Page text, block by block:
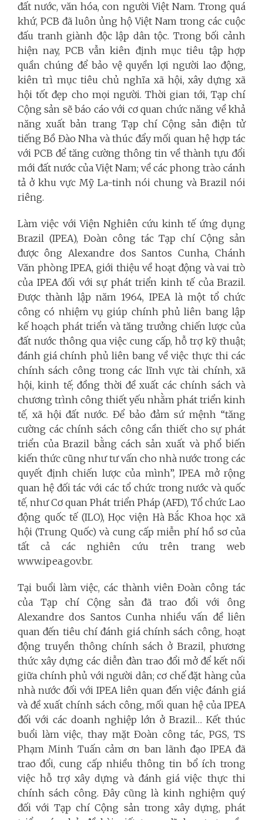
đất nước, văn hóa, con người Việt Nam. Trong quá
khứ, PCB đã luôn ủng hộ Việt Nam trong các cuộc
đấu tranh giành độc lập dân tộc. Trong bối cảnh
hiện nay, PCB vẫn kiên định mục tiêu tập hợp
quần chúng để bảo vệ quyền lợi người lao động,
kiên trì mục tiêu chủ nghĩa xã hội, xây dựng xã
hội tốt đẹp cho mọi người. Thời gian tới, Tạp chí
Cộng sản sẽ báo cáo với cơ quan chức năng về khả
năng xuất bản trang Tạp chí Cộng sản điện tử
tiếng Bồ Đào Nha và thúc đẩy mối quan hệ hợp tác
với PCB để tăng cường thông tin về thành tựu đổi
mới đất nước của Việt Nam; về các phong trào cánh
tả ở khu vực Mỹ La-tinh nói chung và Brazil nói
riêng.
Làm việc với Viện Nghiên cứu kinh tế ứng dụng
Brazil (IPEA), Đoàn công tác Tạp chí Cộng sản
được ông Alexandre dos Santos Cunha, Chánh
Văn phòng IPEA, giới thiệu về hoạt động và vai trò
của IPEA đối với sự phát triển kinh tế của Brazil.
Được thành lập năm 1964, IPEA là một tổ chức
công có nhiệm vụ giúp chính phủ liên bang lập
kế hoạch phát triển và tăng trưởng chiến lược của
đất nước thông qua việc cung cấp, hỗ trợ kỹ thuật;
đánh giá chính phủ liên bang về việc thực thi các
chính sách công trong các lĩnh vực tài chính, xã
hội, kinh tế; đồng thời đề xuất các chính sách và
chương trình công thiết yếu nhằm phát triển kinh
tế, xã hội đất nước. Để bảo đảm sứ mệnh “tăng
cường các chính sách công cần thiết cho sự phát
triển của Brazil bằng cách sản xuất và phổ biến
kiến thức cũng như tư vấn cho nhà nước trong các
quyết định chiến lược của mình”, IPEA mở rộng
quan hệ đối tác với các tổ chức trong nước và quốc
tế, như Cơ quan Phát triển Pháp (AFD), Tổ chức Lao
động quốc tế (ILO), Học viện Hà Bắc Khoa học xã
hội (Trung Quốc) và cung cấp miễn phí hồ sơ của
tất cả các nghiên cứu trên trang web
www.ipea.gov.br.
Tại buổi làm việc, các thành viên Đoàn công tác
của Tạp chí Cộng sản đã trao đổi với ông
Alexandre dos Santos Cunha nhiều vấn đề liên
quan đến tiêu chí đánh giá chính sách công, hoạt
động truyền thông chính sách ở Brazil, phương
thức xây dựng các diễn đàn trao đổi mở để kết nối
giữa chính phủ với người dân; cơ chế đặt hàng của
nhà nước đối với IPEA liên quan đến việc đánh giá
và đề xuất chính sách công, mối quan hệ của IPEA
đối với các doanh nghiệp lớn ở Brazil… Kết thúc
buổi làm việc, thay mặt Đoàn công tác, PGS, TS
Phạm Minh Tuấn cảm ơn ban lãnh đạo IPEA đã
trao đổi, cung cấp nhiều thông tin bổ ích trong
việc hỗ trợ xây dựng và đánh giá việc thực thi
chính sách công. Đây cũng là kinh nghiệm quý
đối với Tạp chí Cộng sản trong xây dựng, phát